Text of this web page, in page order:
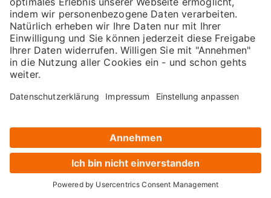
Branche und hauptberuflich in ihren Lehrgebieten
tätig. Sie beraten Top-Unternehmen wie Google,
Red Bull oder Siemens, sprechen auf renommierten
Konferenzen (SMX, OMR, SEOkomm) und lehren an
Universitäten wie der TU München und HSLU
Luzern.
Alexander Holl
Geschäftsführender Gesellschafter